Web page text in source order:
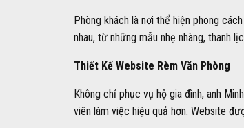
Phòng khách là nơi thể hiện phong
nhau, từ những mẫu nhẹ nhàng, thanh
Thiết Kế Website Rèm Văn Phòng
Không chỉ phục vụ hộ gia đình, anh
viên làm việc hiệu quả hơn. Website